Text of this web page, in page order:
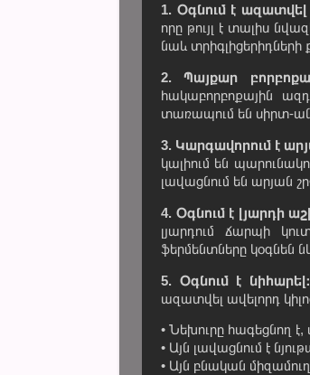
1. Օգնում է
որը թույլ է տալիս
նաև տրիգլիցերիդների
2. Պայքար
հակաբորբոքային
տառապում են սիրտ-
3. Կարգավորում է
կալիում են
լավացնում են արյան
4. Օգնում է լյարդի
լյարդում ճարպի
ֆերմենտները կօգնեն
5. Օգնում է
ազատվել ավելորդ
• Նեխուրը հագեցնող է,
• Այն լավացնում է
• Այն բնական միզամուղ